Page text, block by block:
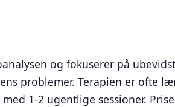
og fokuserer på
problemer. Terapien er ofte
1-2 ugentlige sessioner.